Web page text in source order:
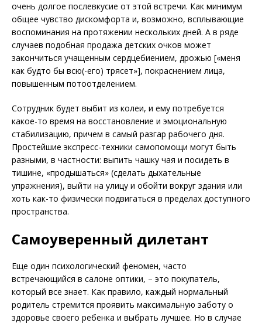
очень долгое послевкусие от этой встречи. Как минимум
общее чувство дискомфорта и, возможно, всплывающие
воспоминания на протяжении нескольких дней. А в ряде
случаев подобная продажа детских очков может
закончиться учащенным сердцебиением, дрожью [«меня
как будто бы всю(-его) трясет»], покраснением лица,
повышенным потоотделением.
Сотрудник будет выбит из колеи, и ему потребуется
какое-то время на восстановление и эмоциональную
стабилизацию, причем в самый разгар рабочего дня.
Простейшие экспресс-техники самопомощи могут быть
разными, в частности: выпить чашку чая и посидеть в
тишине, «продышаться» (сделать дыхательные
упражнения), выйти на улицу и обойти вокруг здания или
хоть как-то физически подвигаться в пределах доступного
пространства.
Самоуверенный дилетант
Еще один психологический феномен, часто
встречающийся в салоне оптики, – это покупатель,
который все знает. Как правило, каждый нормальный
родитель стремится проявить макси­мальную заботу о
здоровье своего ребенка и выбрать лучшее. Но в случае